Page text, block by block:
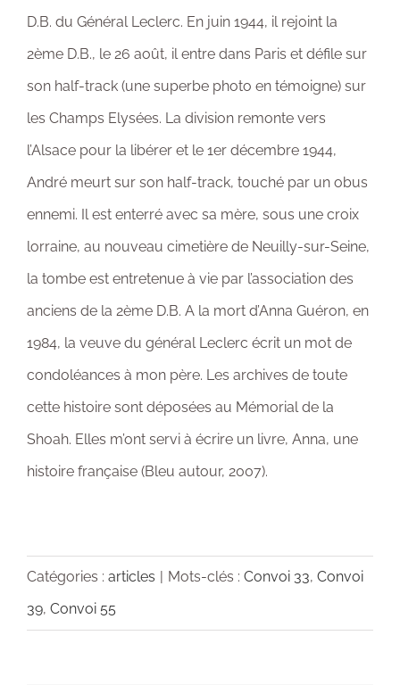
D.B. du Général Leclerc. En juin 1944, il rejoint la
2ème D.B., le 26 août, il entre dans Paris et défile sur
son half-track (une superbe photo en témoigne) sur
les Champs Elysées. La division remonte vers
l’Alsace pour la libérer et le 1er décembre 1944,
André meurt sur son half-track, touché par un obus
ennemi. Il est enterré avec sa mère, sous une croix
lorraine, au nouveau cimetière de Neuilly-sur-Seine,
la tombe est entretenue à vie par l’association des
anciens de la 2ème D.B. A la mort d’Anna Guéron, en
1984, la veuve du général Leclerc écrit un mot de
condoléances à mon père. Les archives de toute
cette histoire sont déposées au Mémorial de la
Shoah. Elles m’ont servi à écrire un livre, Anna, une
histoire française (Bleu autour, 2007).
Catégories : articles Mots-clés : Convoi 33, Convoi
39, Convoi 55